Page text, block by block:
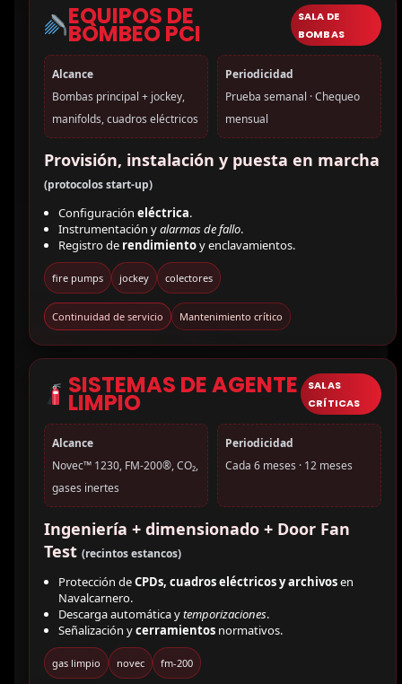
EQUIPOS DE
BOMBEO PCI
SALA DE
BOMBAS
Alcance
Bombas principal + jockey,
manifolds, cuadros eléctricos
Periodicidad
Prueba semanal · Chequeo
mensual
Provisión, instalación y puesta en marcha
(protocolos start-up)
Configuración eléctrica.
Instrumentación yalarmas de fallo.
Registro de rendimientoy enclavamientos.
fire pumps jockey colectores
Continuidad de servicio Mantenimiento crítico
SISTEMAS DE AGENTE
LIMPIO
SALAS
CRÍTICAS
Alcance
Novec™ 1230, FM-200®, CO₂,
gases inertes
Periodicidad
Cada 6 meses · 12 meses
Ingeniería + dimensionado + Door Fan
Test (recintos estancos)
Protección deCPDs, cuadros eléctricos y archivosen
Navalcarnero.
Descarga automática ytemporizaciones.
Señalización ycerramientosnormativos.
gas limpio novec fm-200